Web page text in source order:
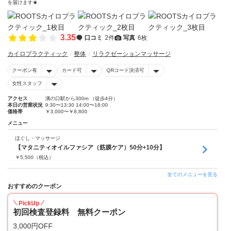
を届けます★
3.35 口コミ 2件 写真 6枚
カイロプラクティック 整体 リラクゼーションマッサージ
クーポン有 カード可 QRコード決済可
女性スタッフ
アクセス
溝の口駅から300m （徒歩4分）
本日の営業状況 9:30〜13:30 14:00〜18:00
価格帯
￥3,000〜￥8,800
メニュー
ほぐし・マッサージ
【マタニティオイルファシア（筋膜ケア）50分+10分】
￥5,500 （税込）
全てのメニューを見る
おすすめのクーポン
PickUp
初回検査登録料 無料クーポン
3,000円OFF